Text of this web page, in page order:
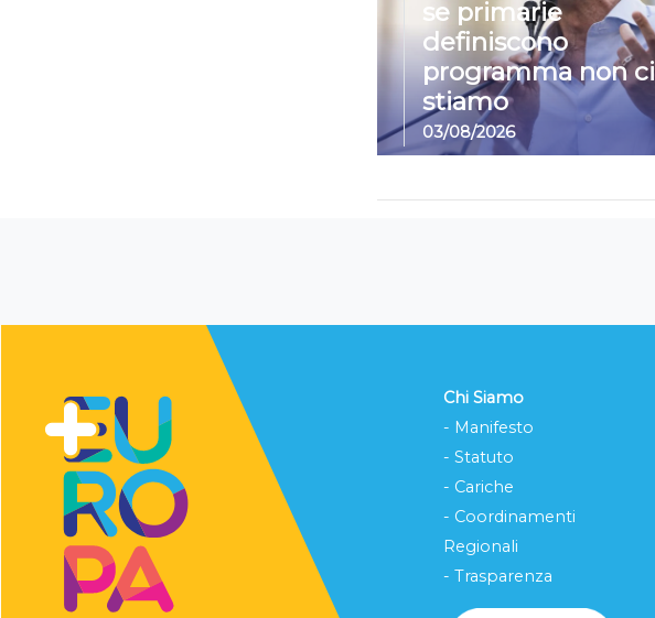
se primarie
definiscono
programma non ci
stiamo
03/08/2026
Chi Siamo
- Manifesto
- Statuto
- Cariche
- Coordinamenti
Regionali
- Trasparenza